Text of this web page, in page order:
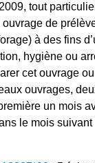
tout
de
à des fins
hygiène ou
cet ouvrage
ouvrages,
un mois
le mois suivant